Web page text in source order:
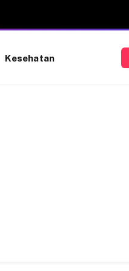
Kesehatan